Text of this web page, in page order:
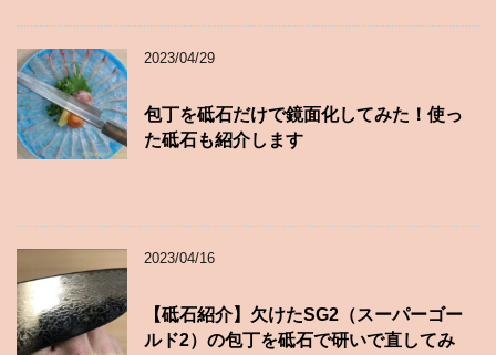
2023/04/29
包丁を砥石だけで鏡面化してみた！使っ
た砥石も紹介します
2023/04/16
【砥石紹介】欠けたSG2（スーパーゴー
ルド2）の包丁を砥石で研いで直してみ